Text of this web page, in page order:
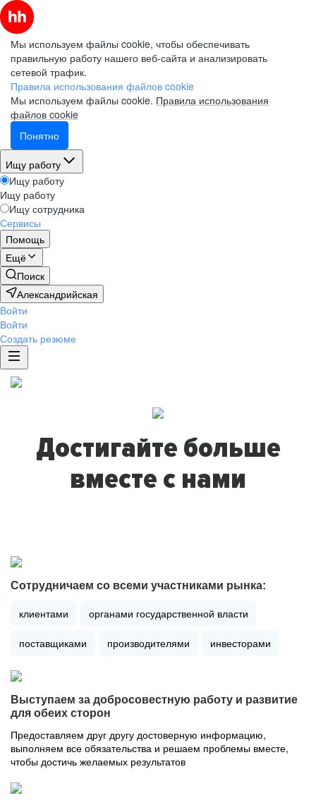
Мы используем файлы cookie, чтобы обеспечивать
правильную работу нашего веб-сайта и анализировать
сетевой трафик.
Правила использования файлов cookie
Мы используем файлы cookie. Правила использования
файлов cookie
Понятно
Ищу работу
Ищу работу
Ищу работу
Ищу сотрудника
Сервисы
Помощь
Ещё
Поиск
Александрийская
Войти
Войти
Создать резюме
Достигайте больше
вместе с нами
Сотрудничаем со всеми участниками рынка:
клиентами органами государственной власти
поставщиками производителями инвесторами
Выступаем за добросовестную работу и развитие
для обеих сторон
Предоставляем друг другу достоверную информацию,
выполняем все обязательства и решаем проблемы вместе,
чтобы достичь желаемых результатов